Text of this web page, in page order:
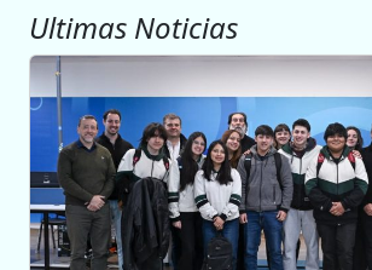
Ultimas Noticias